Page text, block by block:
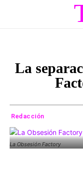
La
Redacción
La Obsesión Factory